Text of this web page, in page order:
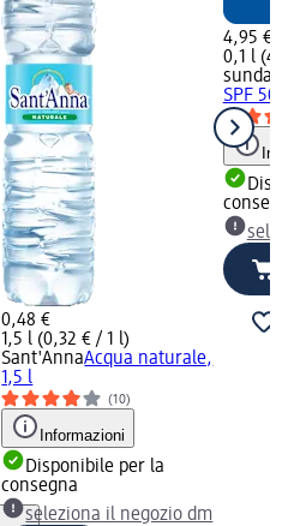
0,48 €
1,5 l (0,32 € / 1 l)
Sant'AnnaAcqua naturale,
1,5 l
(10)
Informazioni
Disponibile per la
consegna
seleziona il negozio dm
4,95 €
0,1 l
SPF 50,